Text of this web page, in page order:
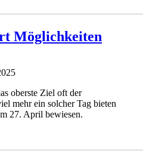
Möglichkeiten
oberste Ziel oft der
mehr ein solcher Tag bieten
27. April bewiesen.